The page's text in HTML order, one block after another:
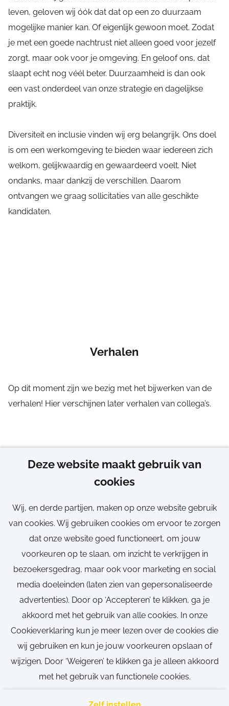
Deze website maakt gebruik van
cookies
Wij, en derde partijen, maken op onze website gebruik
van cookies. Wij gebruiken cookies om ervoor te zorgen
dat onze website goed functioneert, om jouw
voorkeuren op te slaan, om inzicht te verkrijgen in
bezoekersgedrag, maar ook voor marketing en social
media doeleinden (laten zien van gepersonaliseerde
advertenties). Door op ‘Accepteren’ te klikken, ga je
akkoord met het gebruik van alle cookies. In onze
Cookieverklaring kun je meer lezen over de cookies die
wij gebruiken en kun je jouw voorkeuren opslaan of
wijzigen. Door ‘Weigeren’ te klikken ga je alleen akkoord
met het gebruik van functionele cookies.
leven, geloven wij óók dat dat op een zo duurzaam
mogelijke manier kan. Of eigenlijk gewoon moet. Zodat
je met een goede nachtrust niet alleen goed voor jezelf
zorgt, maar ook voor je omgeving. En geloof ons, dat
slaapt echt nog véél beter. Duurzaamheid is dan ook
een vast onderdeel van onze strategie en dagelijkse
praktijk.
Diversiteit en inclusie vinden wij erg belangrijk. Ons doel
is om een werkomgeving te bieden waar iedereen zich
welkom, gelijkwaardig en gewaardeerd voelt. Niet
ondanks, maar dankzij de verschillen. Daarom
ontvangen we graag sollicitaties van alle geschikte
kandidaten.
Verhalen
Op dit moment zijn we bezig met het bijwerken van de
verhalen! Hier verschijnen later verhalen van collega’s.
Loop jouw droombaan niet mis!
Stel een job alert in en blijf op de hoogte van de
nieuwste vacatures.
Stel job alert in (1/2)